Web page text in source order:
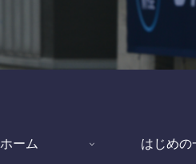
ホーム はじめの